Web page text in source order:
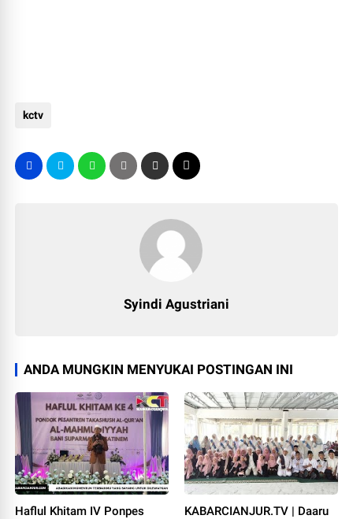
kctv
Syindi Agustriani
ANDA MUNGKIN MENYUKAI POSTINGAN INI
Haflul Khitam IV Ponpes
KABARCIANJUR.TV | Daaru